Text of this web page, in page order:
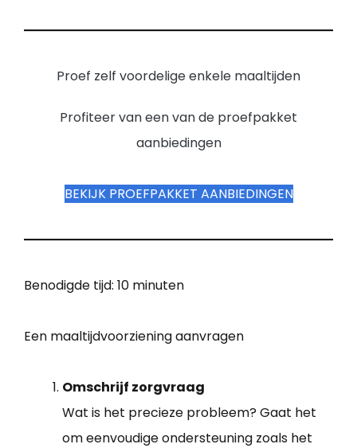
Proef zelf voordelige enkele maaltijden
Profiteer van een van de proefpakket
aanbiedingen
BEKIJK PROEFPAKKET AANBIEDINGEN
Benodigde tijd: 10 minuten
Een maaltijdvoorziening aanvragen
Omschrijf zorgvraag
Wat is het precieze probleem? Gaat het
om eenvoudige ondersteuning zoals het